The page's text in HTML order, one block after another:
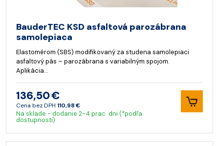
BauderTEC KSD asfaltová parozábrana
samolepiaca
Elastomérom (SBS) modifikovaný za studena samolepiaci
asfaltový pás – parozábrana s variabilným spojom.
Aplikácia…
136,50 €
Cena bez DPH 110,98 €
Na sklade - dodanie 2-4 prac. dni (*podľa
dostupnosti)